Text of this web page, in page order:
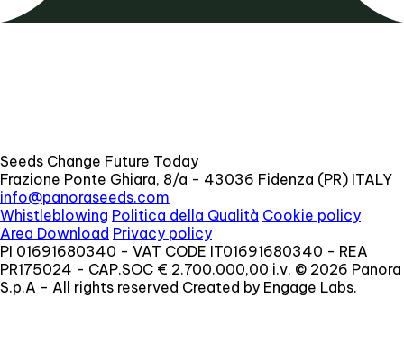
Seeds Change Future Today
Frazione Ponte Ghiara, 8/a - 43036 Fidenza (PR) ITALY
info@panoraseeds.com
Whistleblowing Politica della Qualità Cookie policy
Area Download Privacy policy
PI 01691680340 - VAT CODE IT01691680340 - REA
PR175024 - CAP.SOC € 2.700.000,00 i.v. © 2026 Panora
S.p.A - All rights reserved Created by Engage Labs.